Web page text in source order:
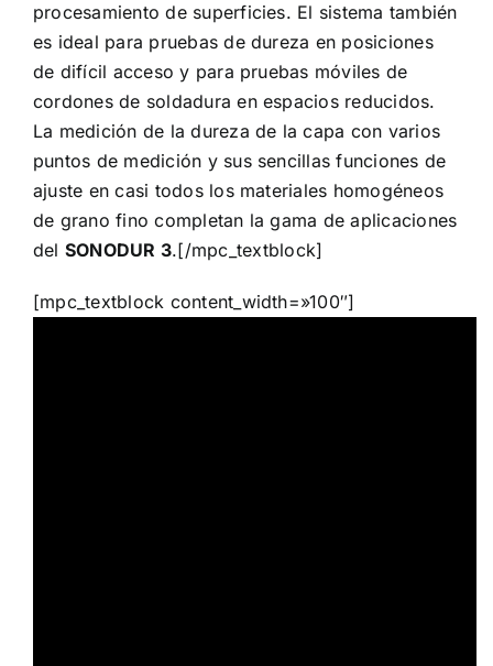
procesamiento de superficies. El sistema también
es ideal para pruebas de dureza en posiciones
de difícil acceso y para pruebas móviles de
cordones de soldadura en espacios reducidos.
La medición de la dureza de la capa con varios
puntos de medición y sus sencillas funciones de
ajuste en casi todos los materiales homogéneos
de grano fino completan la gama de aplicaciones
del SONODUR 3.[/mpc_textblock]
[mpc_textblock content_width=»100″]